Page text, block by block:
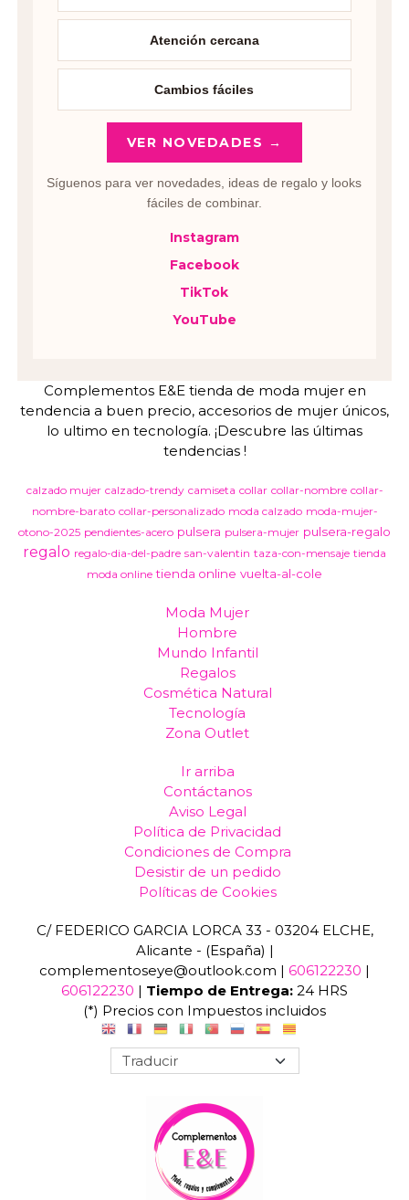
Atención cercana
Cambios fáciles
VER NOVEDADES →
Síguenos para ver novedades, ideas de regalo y looks
fáciles de combinar.
Instagram
Facebook
TikTok
YouTube
Complementos E&E tienda de moda mujer en
tendencia a buen precio, accesorios de mujer únicos,
lo ultimo en tecnología. ¡Descubre las últimas
tendencias !
calzado mujer calzado-trendy camiseta collar collar-nombre collar-
nombre-barato collar-personalizado moda calzado moda-mujer-
otono-2025 pendientes-acero pulsera pulsera-mujer pulsera-regalo
regalo regalo-dia-del-padre san-valentin taza-con-mensaje tienda
moda online tienda online vuelta-al-cole
Moda Mujer
Hombre
Mundo Infantil
Regalos
Cosmética Natural
Tecnología
Zona Outlet
Ir arriba
Contáctanos
Aviso Legal
Política de Privacidad
Condiciones de Compra
Desistir de un pedido
Políticas de Cookies
C/ FEDERICO GARCIA LORCA 33 - 03204 ELCHE,
Alicante - (España) |
complementoseye@outlook.com | 606122230 |
606122230 | Tiempo de Entrega: 24 HRS
(*) Precios con Impuestos incluidos